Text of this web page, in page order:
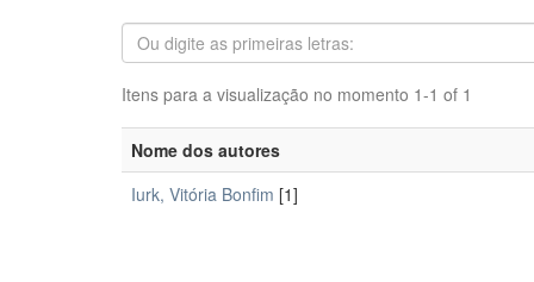
Itens para a visualização no momento 1-1 of 1
Nome dos autores
Iurk, Vitória Bonfim [1]